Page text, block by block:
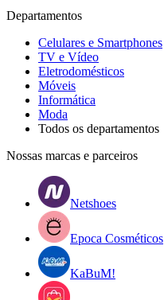
Departamentos
Celulares e Smartphones
TV e Vídeo
Eletrodomésticos
Móveis
Informática
Moda
Todos os departamentos
Nossas marcas e parceiros
Netshoes
Epoca Cosméticos
KaBuM!